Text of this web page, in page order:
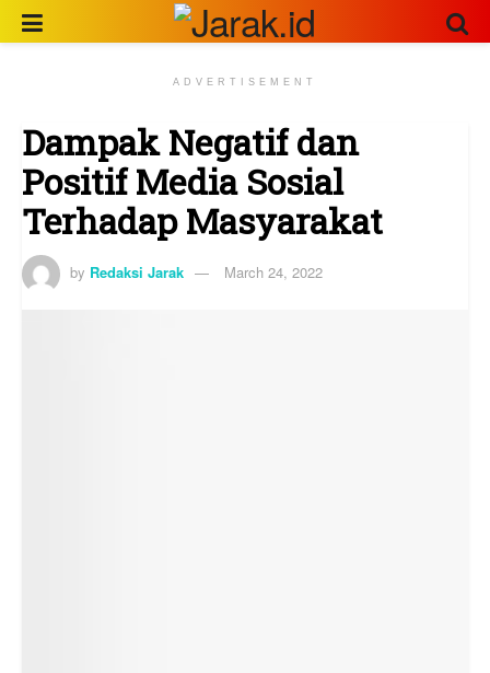
ADVERTISEMENT
Dampak Negatif dan
Positif Media Sosial
Terhadap Masyarakat
by Redaksi Jarak March 24, 2022